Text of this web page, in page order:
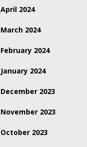
April 2024
March 2024
February 2024
January 2024
December 2023
November 2023
October 2023